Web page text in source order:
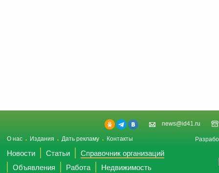
news@id41.ru
О нас Издания Дать рекламу Контакты
Новости Статьи
Справочник организаций
Объявления
Работа Недвижимость